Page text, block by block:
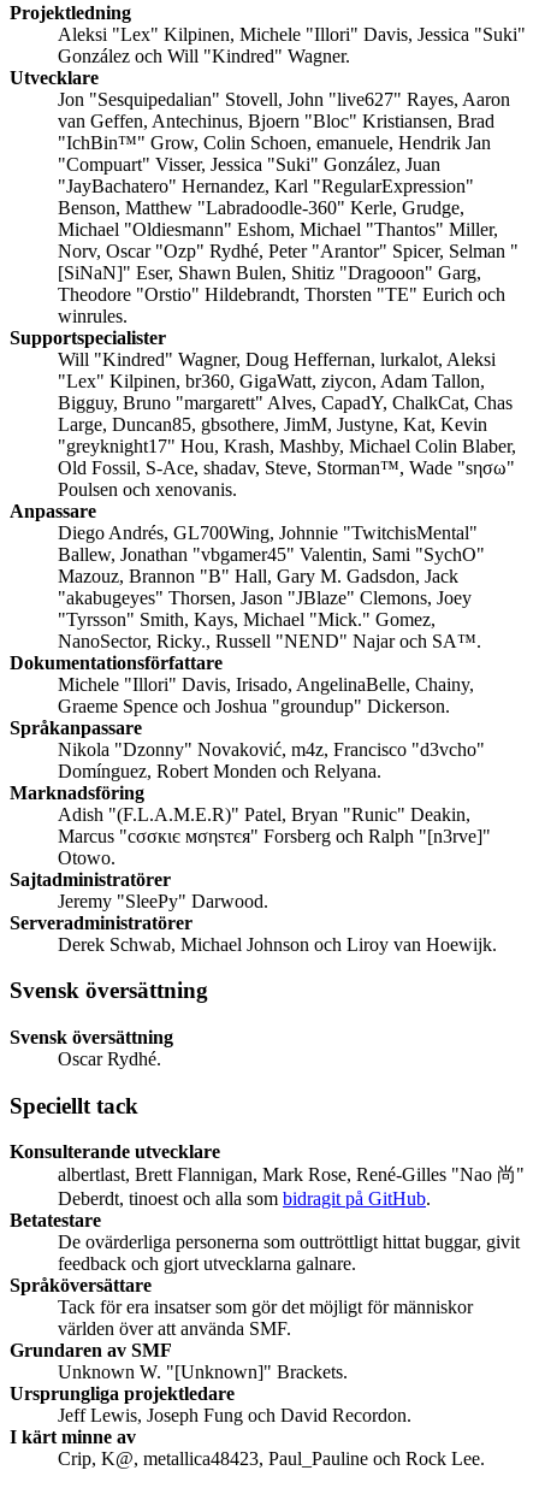
Projektledning
Aleksi "Lex" Kilpinen, Michele "Illori" Davis, Jessica "Suki"
González och Will "Kindred" Wagner.
Utvecklare
Jon "Sesquipedalian" Stovell, John "live627" Rayes, Aaron
van Geffen, Antechinus, Bjoern "Bloc" Kristiansen, Brad
"IchBin™" Grow, Colin Schoen, emanuele, Hendrik Jan
"Compuart" Visser, Jessica "Suki" González, Juan
"JayBachatero" Hernandez, Karl "RegularExpression"
Benson, Matthew "Labradoodle-360" Kerle, Grudge,
Michael "Oldiesmann" Eshom, Michael "Thantos" Miller,
Norv, Oscar "Ozp" Rydhé, Peter "Arantor" Spicer, Selman "
[SiNaN]" Eser, Shawn Bulen, Shitiz "Dragooon" Garg,
Theodore "Orstio" Hildebrandt, Thorsten "TE" Eurich och
winrules.
Supportspecialister
Will "Kindred" Wagner, Doug Heffernan, lurkalot, Aleksi
"Lex" Kilpinen, br360, GigaWatt, ziycon, Adam Tallon,
Bigguy, Bruno "margarett" Alves, CapadY, ChalkCat, Chas
Large, Duncan85, gbsothere, JimM, Justyne, Kat, Kevin
"greyknight17" Hou, Krash, Mashby, Michael Colin Blaber,
Old Fossil, S-Ace, shadav, Steve, Storman™, Wade "sησω"
Poulsen och xenovanis.
Anpassare
Diego Andrés, GL700Wing, Johnnie "TwitchisMental"
Ballew, Jonathan "vbgamer45" Valentin, Sami "SychO"
Mazouz, Brannon "B" Hall, Gary M. Gadsdon, Jack
"akabugeyes" Thorsen, Jason "JBlaze" Clemons, Joey
"Tyrsson" Smith, Kays, Michael "Mick." Gomez,
NanoSector, Ricky., Russell "NEND" Najar och SA™.
Dokumentationsförfattare
Michele "Illori" Davis, Irisado, AngelinaBelle, Chainy,
Graeme Spence och Joshua "groundup" Dickerson.
Språkanpassare
Nikola "Dzonny" Novaković, m4z, Francisco "d3vcho"
Domínguez, Robert Monden och Relyana.
Marknadsföring
Adish "(F.L.A.M.E.R)" Patel, Bryan "Runic" Deakin,
Marcus "cσσкιє мσηѕтєя" Forsberg och Ralph "[n3rve]"
Otowo.
Sajtadministratörer
Jeremy "SleePy" Darwood.
Serveradministratörer
Derek Schwab, Michael Johnson och Liroy van Hoewijk.
Svensk översättning
Svensk översättning
Oscar Rydhé.
Speciellt tack
Konsulterande utvecklare
albertlast, Brett Flannigan, Mark Rose, René-Gilles "Nao 尚"
Deberdt, tinoest och alla som bidragit på GitHub.
Betatestare
De ovärderliga personerna som outtröttligt hittat buggar, givit
feedback och gjort utvecklarna galnare.
Språköversättare
Tack för era insatser som gör det möjligt för människor
världen över att använda SMF.
Grundaren av SMF
Unknown W. "[Unknown]" Brackets.
Ursprungliga projektledare
Jeff Lewis, Joseph Fung och David Recordon.
I kärt minne av
Crip, K@, metallica48423, Paul_Pauline och Rock Lee.